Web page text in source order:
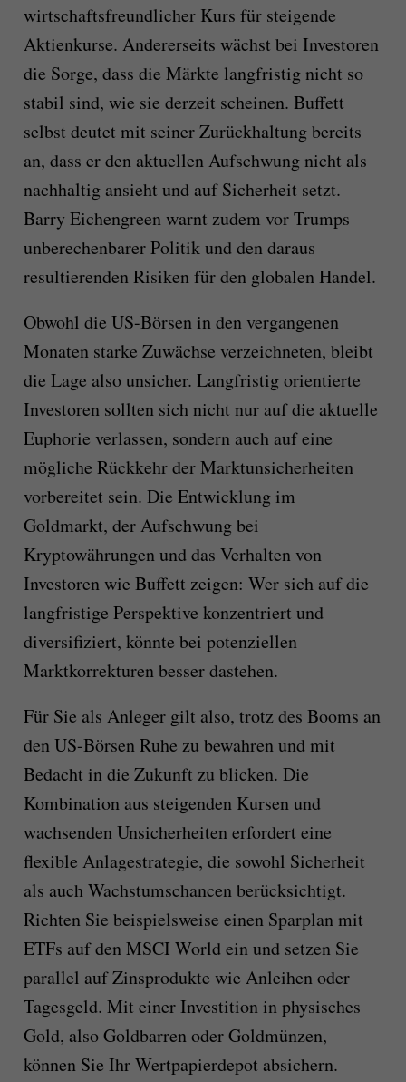
wirtschaftsfreundlicher Kurs für steigende
Aktienkurse. Andererseits wächst bei Investoren
die Sorge, dass die Märkte langfristig nicht so
stabil sind, wie sie derzeit scheinen. Buffett
selbst deutet mit seiner Zurückhaltung bereits
an, dass er den aktuellen Aufschwung nicht als
nachhaltig ansieht und auf Sicherheit setzt.
Barry Eichengreen warnt zudem vor Trumps
unberechenbarer Politik und den daraus
resultierenden Risiken für den globalen Handel.
Obwohl die US-Börsen in den vergangenen
Monaten starke Zuwächse verzeichneten, bleibt
die Lage also unsicher. Langfristig orientierte
Investoren sollten sich nicht nur auf die aktuelle
Euphorie verlassen, sondern auch auf eine
mögliche Rückkehr der Marktunsicherheiten
vorbereitet sein. Die Entwicklung im
Goldmarkt, der Aufschwung bei
Kryptowährungen und das Verhalten von
Investoren wie Buffett zeigen: Wer sich auf die
langfristige Perspektive konzentriert und
diversifiziert, könnte bei potenziellen
Marktkorrekturen besser dastehen.
Für Sie als Anleger gilt also, trotz des Booms an
den US-Börsen Ruhe zu bewahren und mit
Bedacht in die Zukunft zu blicken. Die
Kombination aus steigenden Kursen und
wachsenden Unsicherheiten erfordert eine
flexible Anlagestrategie, die sowohl Sicherheit
als auch Wachstumschancen berücksichtigt.
Richten Sie beispielsweise einen Sparplan mit
ETFs auf den MSCI World ein und setzen Sie
parallel auf Zinsprodukte wie Anleihen oder
Tagesgeld. Mit einer Investition in physisches
Gold, also Goldbarren oder Goldmünzen,
können Sie Ihr Wertpapierdepot absichern.